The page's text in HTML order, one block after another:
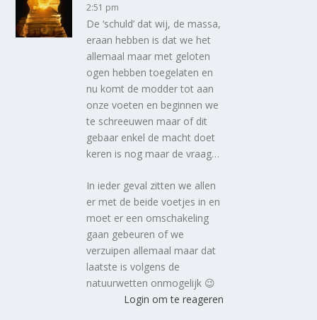
2:51 pm
De ‘schuld’ dat wij, de massa,
eraan hebben is dat we het
allemaal maar met geloten
ogen hebben toegelaten en
nu komt de modder tot aan
onze voeten en beginnen we
te schreeuwen maar of dit
gebaar enkel de macht doet
keren is nog maar de vraag…
In ieder geval zitten we allen
er met de beide voetjes in en
moet er een omschakeling
gaan gebeuren of we
verzuipen allemaal maar dat
laatste is volgens de
natuurwetten onmogelijk 😉
Login om te reageren